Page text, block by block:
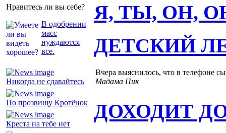
Нравитесь ли вы себе?
В одобрении
масс
нуждаются
все.
Я, ТЫ, ОН,
Никогда не сдавайтесь
По прозвищу Кротёнок
Креста на тебе нет
ДЕТСКИЙ
Вчера выяснилось, что в телефоне
Мадама Пик
ДОХОДИТ